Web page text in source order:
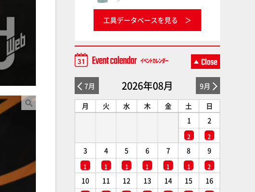
工具データベースを見る
7月 2026年08月 9月
月 火 水 木 金 土
日
1
2
2
2
3
1
4
1
5
1
6
1
7
1
8
1
9
2
10 11 12 13 14 15 16